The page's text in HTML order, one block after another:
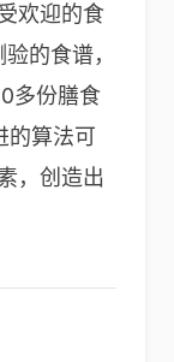
欢迎的食
的食谱，
多份膳食
的算法可
，创造出